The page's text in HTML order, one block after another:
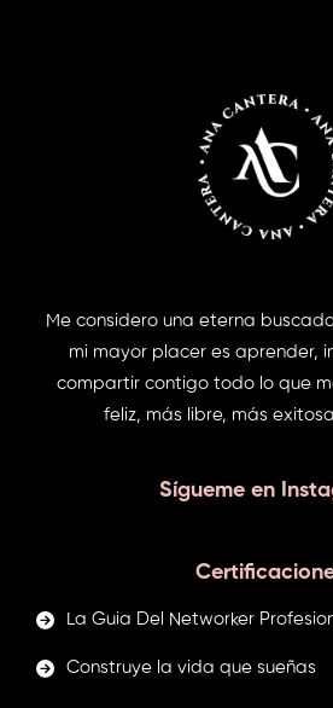
Me considero una eterna
mi mayor placer es aprender,
compartir contigo todo lo que
feliz, más libre, más
Sígueme en
La Guia Del Networker
Construye la vida que sueñas